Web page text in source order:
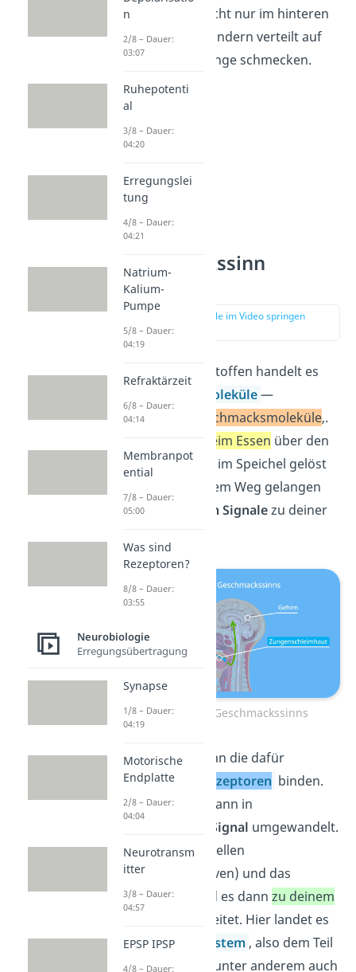
beispielsweise nicht nur im hinteren
Teil der Zunge, sondern verteilt auf
der gesamten Zunge schmecken.
Geschmackssinn
Funktion
zur Stelle im Video springen
Bei Geschmacksstoffen handelt es
Moleküle—
sogenannte ‚
Geschmacksmoleküle‚.
beim Essen über den
Mund auf, wo sie im Speichel gelöst
werden. Auf diesem Weg gelangen
diese chemischen Signalezu deiner
Der Weg des Geschmackssinns
Dort können sie an die dafür
vorgesehenen
Rezeptoren binden.
Das Signal wird dann in
elektrisches Signal umgewandelt.
Über die Nervenzellen
(Geschmacksnerven) und das
Rückenmark wird es dann zu deinem
weitergeleitet. Hier landet es
imlimbischen System , also dem Teil
des Gehirns, der unter anderem auch
n
2/8 – Dauer:
03:07
Ruhepotenti
al
3/8 – Dauer:
04:20
Erregungslei
tung
4/8 – Dauer:
04:21
Natrium-
Kalium-
Pumpe
5/8 – Dauer:
04:19
Refraktärzeit
6/8 – Dauer:
04:14
Membranpot
ential
7/8 – Dauer:
05:00
Was sind
Rezeptoren?
8/8 – Dauer:
03:55
Neurobiologie
Erregungsübertragung
Synapse
1/8 – Dauer:
04:19
Motorische
Endplatte
2/8 – Dauer:
04:04
Neurotransm
itter
3/8 – Dauer:
04:57
EPSP IPSP
4/8 – Dauer: